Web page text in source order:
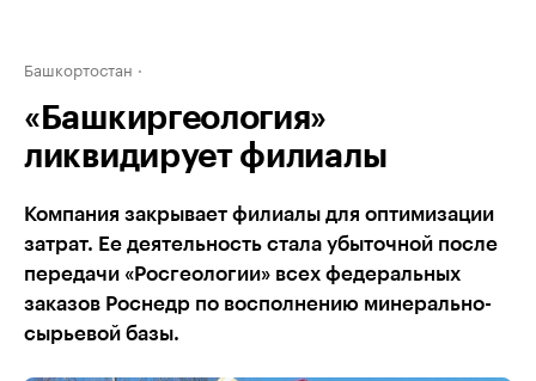
Башкортостан
«Башкиргеология»
ликвидирует филиалы
Компания закрывает филиалы для оптимизации
затрат. Ее деятельность стала убыточной после
передачи «Росгеологии» всех федеральных
заказов Роснедр по восполнению минерально-
сырьевой базы.